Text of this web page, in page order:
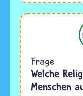
Islam Christentum
Frage
Welche
Menschen